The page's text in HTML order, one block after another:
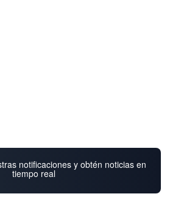
notificaciones y obtén noticias en
tiempo real